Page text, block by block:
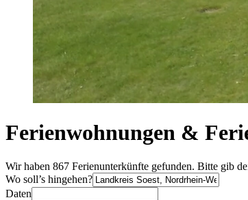
Ferienwohnungen &
Wir haben 867 Ferienunterkünfte gefunden. Bitte gib
Wo soll’s hingehen?
Daten